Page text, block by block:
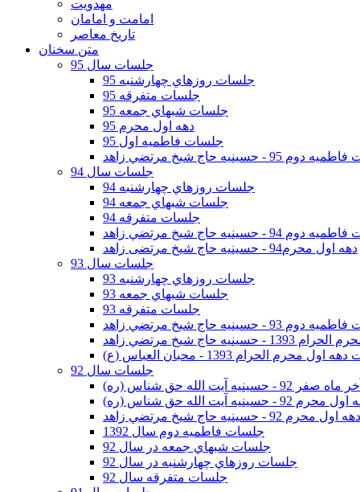
مهدویت
امامت و امامان
تاریخ معاصر
متن سخنان
جلسات سال 95
جلسات روزهاي چهارشنبه 95
جلسات متفرقه 95
جلسات شبهاي جمعه 95
دهه اول محرم 95
جلسات فاطمیه اول 95
95 - حسينيه حاج شيخ مرتضي زاهد
جلسات سال 94
جلسات روزهاي چهارشنبه 94
جلسات شبهاي جمعه 94
جلسات متفرقه 94
94 - حسينيه حاج شيخ مرتضي زاهد
دهه اول محرم94 - حسینیه حاج شیخ مرتضی زاهد
جلسات سال 93
جلسات روزهاي چهارشنبه 93
جلسات شبهاي جمعه 93
جلسات متفرقه 93
93 - حسينيه حاج شيخ مرتضي زاهد
حاج شيخ مرتضي زاهد
محرم الحرام 1393 - محبان العباس (ع)
جلسات سال 92
92 - حسينيه آيت الله حق شناس (ره)
92 - حسينيه آيت الله حق شناس (ره)
دهه اول محرم 92 - حسينيه حاج شيخ مرتضي زاهد
جلسات فاطميه دوم سال 1392
جلسات شبهاي جمعه در سال 92
جلسات روزهاي چهارشنبه در سال 92
جلسات متفرقه سال 92